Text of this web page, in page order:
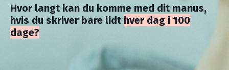
Hvor langt kan du komme med dit manus,
hvis du skriver bare lidt hver dag i 100
dage?